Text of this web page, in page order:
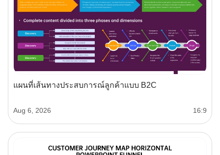
แผนที่เส้นทางประสบการณ์ลูกค้าแบบ B2C
Aug 6, 2026 16:9